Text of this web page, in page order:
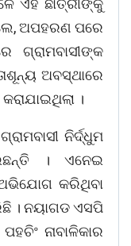
ଏହି ଛାତ୍ରୀଙ୍କୁ
ଅପହରଣ ପରେ
ଗ୍ରାମବାସୀଙ୍କ
ଅବସ୍ଥାରେ
।
ନିର୍ଦ୍ଧୁମ
। ଏନେଇ
ଅଭିଯୋଗ କରିଥିବା
। ନୟାଗଡ ଏସପି
ନାବାଳିକାର